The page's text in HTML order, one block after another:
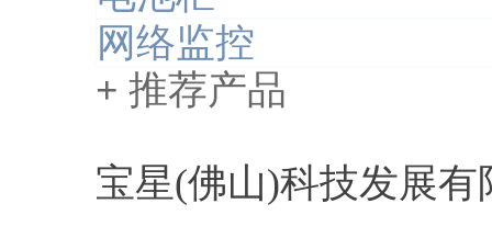
网络监控
+ 推荐产品
宝星(佛山)科技发展有